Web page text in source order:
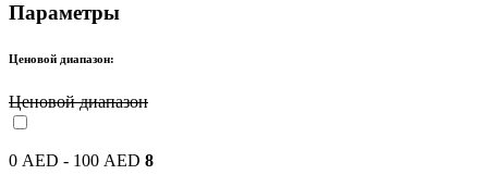
Параметры
Ценовой диапазон:
Ценовой диапазон
0 AED - 100 AED 8